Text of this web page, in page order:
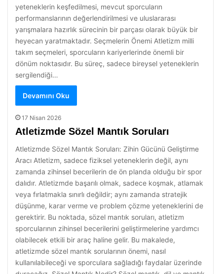
yeteneklerin keşfedilmesi, mevcut sporcuların
performanslarının değerlendirilmesi ve uluslararası
yarışmalara hazırlık sürecinin bir parçası olarak büyük bir
heyecan yaratmaktadır. Seçmelerin Önemi Atletizm milli
takım seçmeleri, sporcuların kariyerlerinde önemli bir
dönüm noktasıdır. Bu süreç, sadece bireysel yeteneklerin
sergilendiği…
Devamını Oku
17 Nisan 2026
Atletizmde Sözel Mantık Soruları
Atletizmde Sözel Mantık Soruları: Zihin Gücünü Geliştirme
Aracı Atletizm, sadece fiziksel yeteneklerin değil, aynı
zamanda zihinsel becerilerin de ön planda olduğu bir spor
dalıdır. Atletizmde başarılı olmak, sadece koşmak, atlamak
veya fırlatmakla sınırlı değildir; aynı zamanda stratejik
düşünme, karar verme ve problem çözme yeteneklerini de
gerektirir. Bu noktada, sözel mantık soruları, atletizm
sporcularının zihinsel becerilerini geliştirmelerine yardımcı
olabilecek etkili bir araç haline gelir. Bu makalede,
atletizmde sözel mantık sorularının önemi, nasıl
kullanılabileceği ve sporculara sağladığı faydalar üzerinde